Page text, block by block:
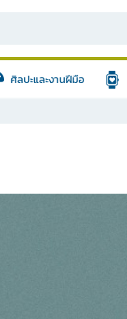
ศิลปะและงานฝีมือ